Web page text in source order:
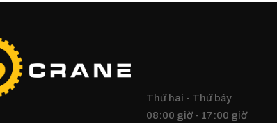
Thứ hai - Thứ bảy
08:00 giờ - 17:00 giờ